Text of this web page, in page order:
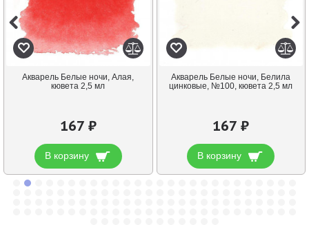
Акварель Белые ночи, Алая,
кювета 2,5 мл
167 ₽
В корзину
Акварель Белые ночи, Белила
цинковые, №100, кювета 2,5 мл
167 ₽
В корзину